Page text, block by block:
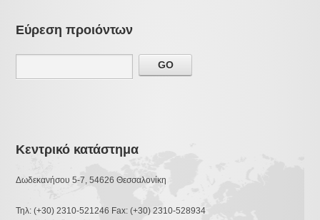
Εύρεση προιόντων
Κεντρικό κατάστημα
Δωδεκανήσου 5-7, 54626 Θεσσαλονίκη
Τηλ: (+30) 2310-521246 Fax: (+30) 2310-528934